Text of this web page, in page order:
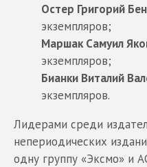
Остер Григорий
экземпляров;
Маршак Самуил
экземпляров;
Бианки Виталий
экземпляров.
Лидерами среди
непериодических
одну группу «Эксмо» и